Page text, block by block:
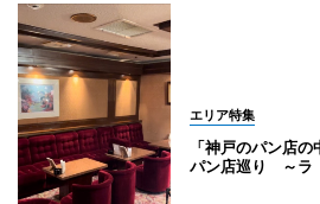
エリア特集
「神戸のパン店
パン店巡り ～